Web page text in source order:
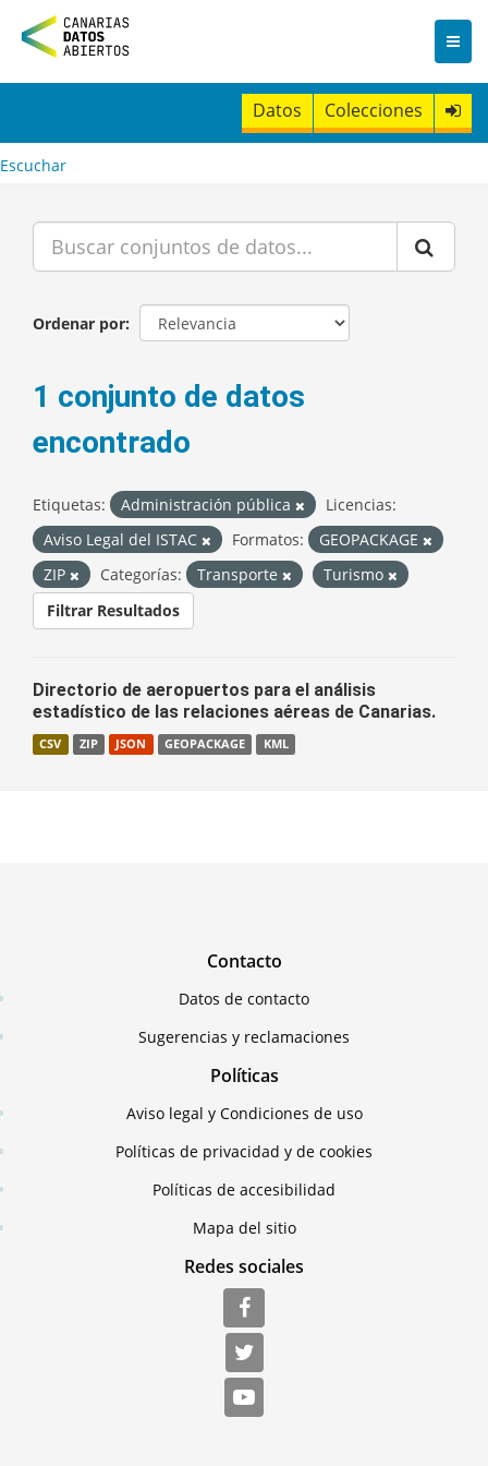
n
t
Datos Colecciones
Escuchar
Ordenar por
1 conjunto de datos
encontrado
Etiquetas: Administración pública
Licencias:
Aviso Legal del ISTAC
Formatos:
GEOPACKAGE
ZIP
Categorías: Transporte
Turismo
Filtrar Resultados
Directorio de aeropuertos para el análisis
estadístico de las relaciones aéreas de Canarias.
CSV ZIP JSON GEOPACKAGE KML
Contacto
Datos de contacto
Sugerencias y reclamaciones
Políticas
Aviso legal y Condiciones de uso
Políticas de privacidad y de cookies
Políticas de accesibilidad
Mapa del sitio
Redes sociales